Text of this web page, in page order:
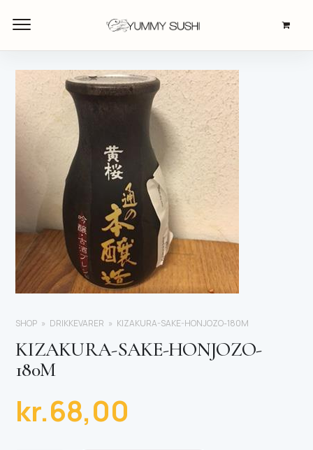
SHOP DRIKKEVARER KIZAKURA-SAKE-HONJOZO-180M
KIZAKURA-SAKE-HONJOZO-
180M
kr.68,00